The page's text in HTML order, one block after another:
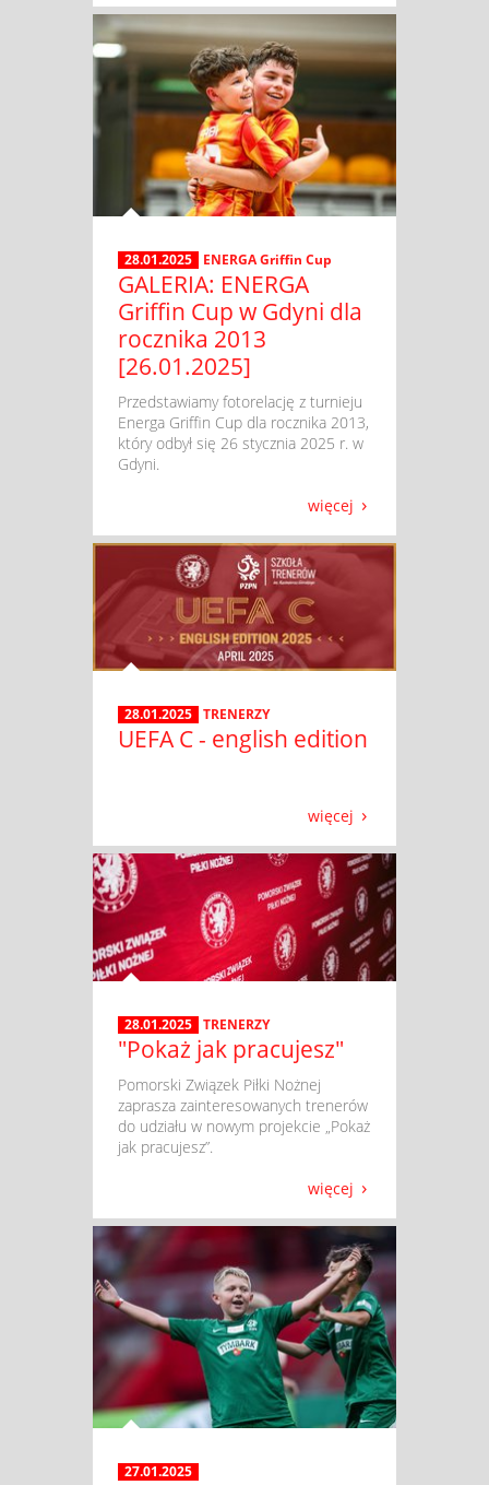
28.01.2025 ENERGA Griffin Cup
GALERIA: ENERGA
Griffin Cup w Gdyni dla
rocznika 2013
[26.01.2025]
​ Przedstawiamy fotorelację z turnieju
Energa Griffin Cup dla rocznika 2013,
który odbył się 26 stycznia 2025 r. w
Gdyni.
więcej
28.01.2025 TRENERZY
UEFA C - english edition
więcej
28.01.2025 TRENERZY
"Pokaż jak pracujesz"
​ Pomorski Związek Piłki Nożnej
zaprasza zainteresowanych trenerów
do udziału w nowym projekcie „Pokaż
jak pracujesz”.
więcej
27.01.2025